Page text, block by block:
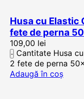
Husa cu Elastic
fete de perna
109,00 lei
Cantitate Husa
2 fete de perna
Adaugă în coș